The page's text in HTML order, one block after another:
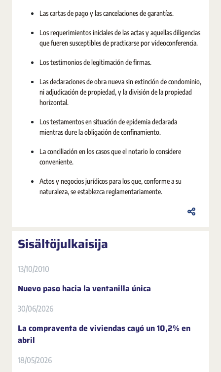
Las cartas de pago y las cancelaciones de garantías.
Los requerimientos iniciales de las actas y aquellas diligencias
que fueren susceptibles de practicarse por videoconferencia.
Los testimonios de legitimación de firmas.
Las declaraciones de obra nueva sin extinción de condominio,
ni adjudicación de propiedad, y la división de la propiedad
horizontal.
Los testamentos en situación de epidemia declarada
mientras dure la obligación de confinamiento.
La conciliación en los casos que el notario lo considere
conveniente.
Actos y negocios jurídicos para los que, conforme a su
naturaleza, se establezca reglamentariamente.
Sisältöjulkaisija
13/10/2010
Nuevo paso hacia la ventanilla única
30/06/2026
La compraventa de viviendas cayó un 10,2% en
abril
18/05/2026